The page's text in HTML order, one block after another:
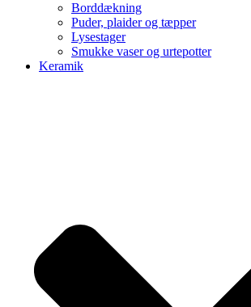
Borddækning
Puder, plaider og tæpper
Lysestager
Smukke vaser og urtepotter
Keramik